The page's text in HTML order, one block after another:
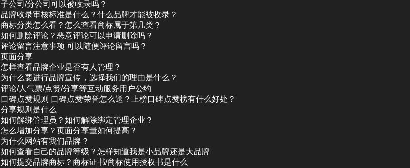
子公司/分公司可以被收录吗？
品牌收录审核标准是什么？什么品牌才能被收录？
商标分类怎么看？怎么查看商标属于第几类？
如何删除评论？恶意评论可以申请删除吗？
评论留言注意事项 可以随便评论留言吗？
页面分享
怎样查看品牌企业是否有人管理？
为什么要进行品牌宣传，选择我们的理由是什么？
评论/人气票/点赞/分享等互动服务用户公约
口碑点赞规则 口碑点赞荣誉怎么送？上榜口碑点赞榜有什么好处？
分享规则是什么
如何解绑管理员？如何解除绑定管理企业？
怎么增加分享？页面分享量如何提高？
为什么网站有我们品牌？
如何查看自己的品牌等级？怎样知道我是小品牌还是大品牌
如何提交品牌商标？商标证书/商标使用授权书是什么